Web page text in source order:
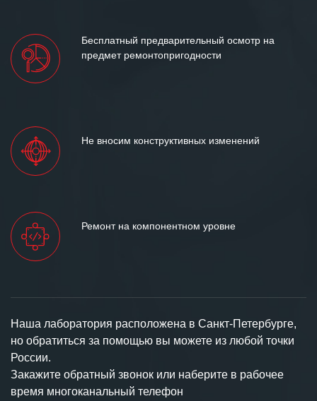
Бесплатный предварительный осмотр на
предмет ремонтопригодности
Не вносим конструктивных изменений
Ремонт на компонентном уровне
Наша лаборатория расположена в Санкт-Петербурге,
но обратиться за помощью вы можете из любой точки
России.
Закажите обратный звонок или наберите в рабочее
время многоканальный телефон